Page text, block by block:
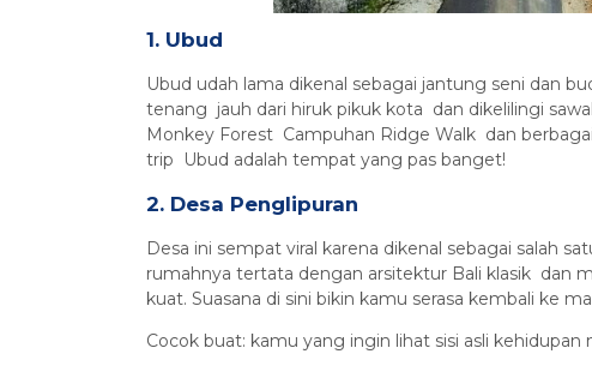
1. Ubud
Ubud udah lama dikenal sebagai jantung seni dan
tenang jauh dari hiruk pikuk kota dan dikelilingi
Monkey Forest Campuhan Ridge Walk dan
trip Ubud adalah tempat yang pas banget!
2. Desa Penglipuran
Desa ini sempat viral karena dikenal sebagai salah
rumahnya tertata dengan arsitektur Bali klasik dan
kuat. Suasana di sini bikin kamu serasa kembali ke
Cocok buat: kamu yang ingin lihat sisi asli